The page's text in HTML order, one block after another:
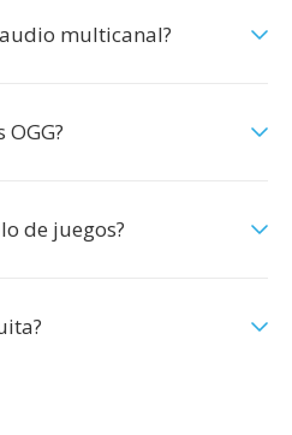
multicanal?
de juegos?